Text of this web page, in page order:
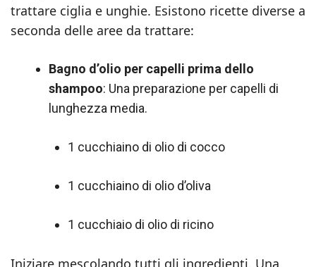
trattare ciglia e unghie. Esistono ricette diverse a
seconda delle aree da trattare:
Bagno d’olio per capelli prima dello
shampoo: Una preparazione per capelli di
lunghezza media.
1 cucchiaino di olio di cocco
1 cucchiaino di olio d’oliva
1 cucchiaio di olio di ricino
Iniziare mescolando tutti gli ingredienti. Una